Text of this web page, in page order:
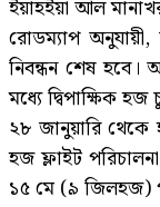
ইয়াহইয়া আল
রোডম্যাপ অনুযায়ী,
নিবন্ধন শেষ হবে।
মধ্যে দ্বিপাক্ষিক
২৮ জানুয়ারি
হজ ফ্লাইট
১৫ মে (৯ জিলহজ)